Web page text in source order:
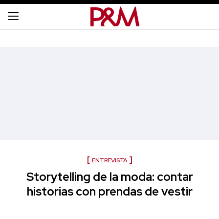
ENTREVISTA
Storytelling de la moda: contar
historias con prendas de vestir